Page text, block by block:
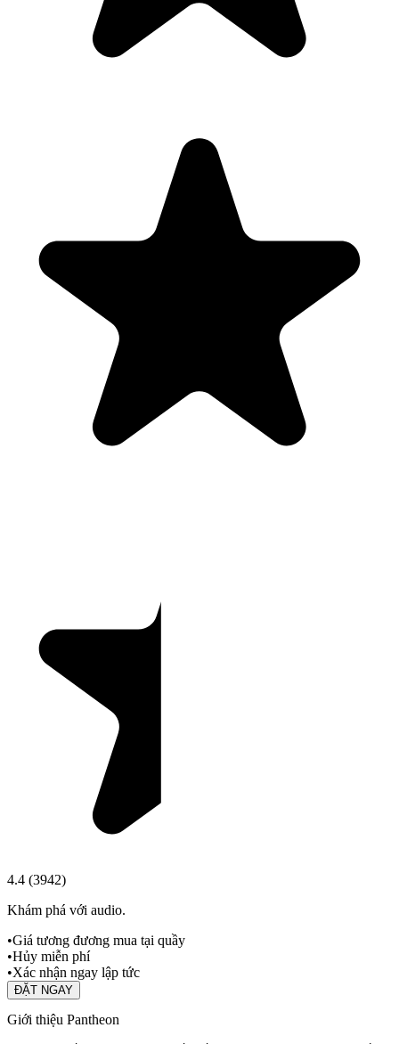
4.4 (3942)
Khám phá với audio.
•Giá tương đương mua tại quầy
•Hủy miễn phí
•Xác nhận ngay lập tức
ĐẶT NGAY
Giới thiệu Pantheon